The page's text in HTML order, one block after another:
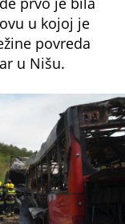
u kojoj je
povreda
u Nišu.